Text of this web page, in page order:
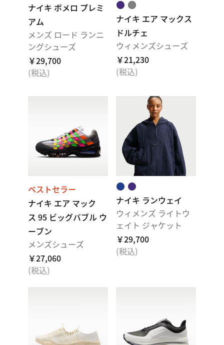
ナイキ ボメロ プレミ
アム
メンズ ロード ランニ
ングシューズ
￥29,700
(税込)
ナイキ エア マックス
ドルチェ
ウィメンズシューズ
￥21,230
(税込)
ベストセラー
ナイキ エア マック
ス 95 ビッグバブル ウ
ーブン
メンズシューズ
￥27,060
(税込)
ナイキ ランウェイ
ウィメンズ ライトウ
ェイト ジャケット
￥29,700
(税込)